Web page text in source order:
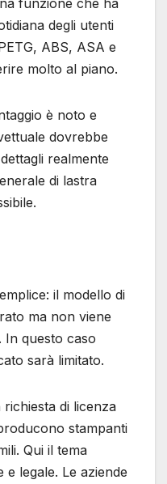
degli utenti
ABS, ASA e
molto al piano.
è noto e
dovrebbe
realmente
di lastra
il modello di
ma non viene
In questo caso
sarà limitato.
di licenza
stampanti
Qui il tema
legale. Le aziende